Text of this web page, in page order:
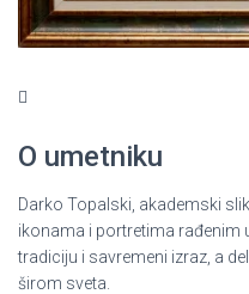
O umetniku
Darko Topalski, akademski
ikonama i portretima rađenim
tradiciju i savremeni izraz, a
širom sveta.